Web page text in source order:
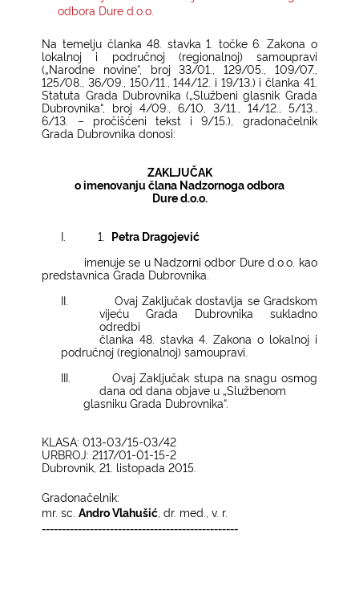
KONTAKTI
odbora Dure d.o.o.
Na temelju članka 48. stavka 1. točke 6. Zakona o
lokalnoj i područnoj (regionalnoj) samoupravi
(„Narodne novine“, broj 33/01., 129/05., 109/07.,
125/08., 36/09., 150/11., 144/12. i 19/13.) i članka 41.
Statuta Grada Dubrovnika („Službeni glasnik Grada
Dubrovnika“, broj 4/09., 6/10, 3/11., 14/12., 5/13.,
6/13. – pročišćeni tekst i 9/15.), gradonačelnik
Grada Dubrovnika donosi:
ZAKLJUČAK
o imenovanju člana Nadzornoga odbora
Dure d.o.o.
I. 1. Petra Dragojević
imenuje se u Nadzorni odbor Dure d.o.o. kao
predstavnica Grada Dubrovnika.
II.
Ovaj Zaključak dostavlja se Gradskom
vijeću Grada Dubrovnika sukladno
odredbi
članka 48. stavka 4. Zakona o lokalnoj i
područnoj (regionalnoj) samoupravi.
III.
Ovaj Zaključak stupa na snagu osmog
dana od dana objave u „Službenom
glasniku Grada Dubrovnika“.
KLASA: 013-03/15-03/42
URBROJ: 2117/01-01-15-2
Dubrovnik, 21. listopada 2015.
Gradonačelnik:
mr. sc.Andro Vlahušić , dr. med., v. r.
-------------------------------------------------